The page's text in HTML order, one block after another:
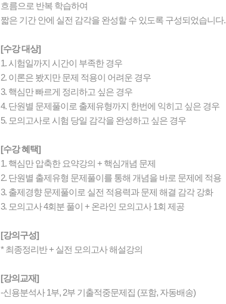
흐름으로 반복 학습하여
짧은 기간 안에 실전 감각을 완성할 수 있도록 구성되었습니다.
[수강 대상]
1. 시험일까지 시간이 부족한 경우
2. 이론은 봤지만 문제 적용이 어려운 경우
3. 핵심만 빠르게 정리하고 싶은 경우
4. 단원별 문제풀이로 출제유형까지 한번에 익히고 싶은 경우
5. 모의고사로 시험 당일 감각을 완성하고 싶은 경우
[수강 혜택]
1. 핵심만 압축한 요약강의 + 핵심개념 문제
2. 단원별 출제유형 문제풀이를 통해 개념을 바로 문제에 적용
3. 출제경향 문제풀이로 실전 적용력과 문제 해결 감각 강화
3. 모의고사 4회분 풀이 + 온라인 모의고사 1회 제공
[강의구성]
* 최종정리반 + 실전 모의고사 해설강의
[강의교재]
-신용분석사 1부, 2부 기출적중문제집 (포함, 자동배송)